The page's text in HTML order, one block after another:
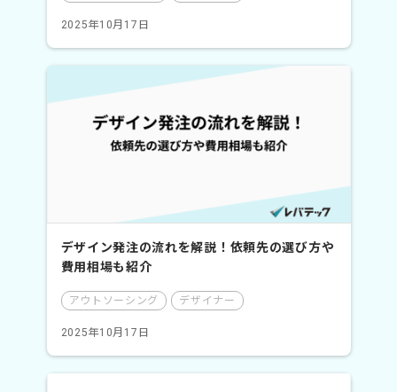
2025年10月17日
デザイン発注の流れを解説！依頼先の選び方や
費用相場も紹介
アウトソーシング デザイナー
2025年10月17日